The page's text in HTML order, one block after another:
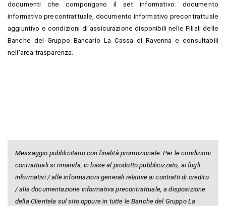
documenti che compongono il set informativo: documento
informativo precontrattuale, documento informativo precontrattuale
aggiuntivo e condizioni di assicurazione disponibili nelle Filiali delle
Banche del Gruppo Bancario La Cassa di Ravenna e consultabili
nell'area trasparenza.
Messaggio pubblicitario con finalità promozionale. Per le condizioni
contrattuali si rimanda, in base al prodotto pubblicizzato, ai fogli
informativi / alle informazioni generali relative ai contratti di credito
/ alla documentazione informativa precontrattuale, a disposizione
della Clientela sul sito oppure in tutte le Banche del Gruppo La